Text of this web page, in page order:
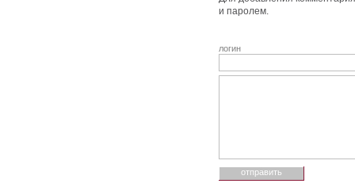
и паролем.
логин